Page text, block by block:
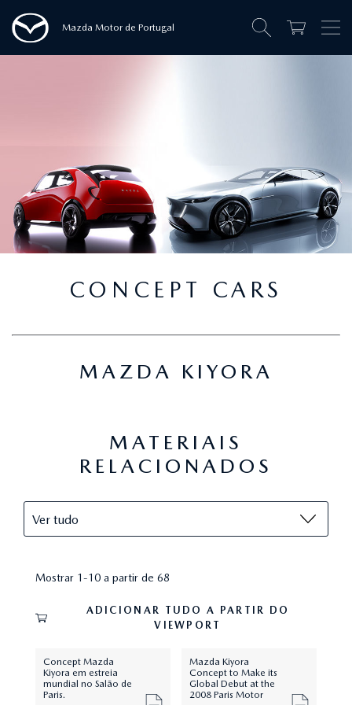
Mazda Motor de Portugal
CONCEPT CARS
MAZDA KIYORA
MATERIAIS
RELACIONADOS
Mostrar 1-10 a partir de 68
ADICIONAR TUDO A PARTIR DO
VIEWPORT
Concept Mazda
Kiyora em estreia
mundial no Salão de
Paris.
Mazda Kiyora
Concept to Make its
Global Debut at the
2008 Paris Motor